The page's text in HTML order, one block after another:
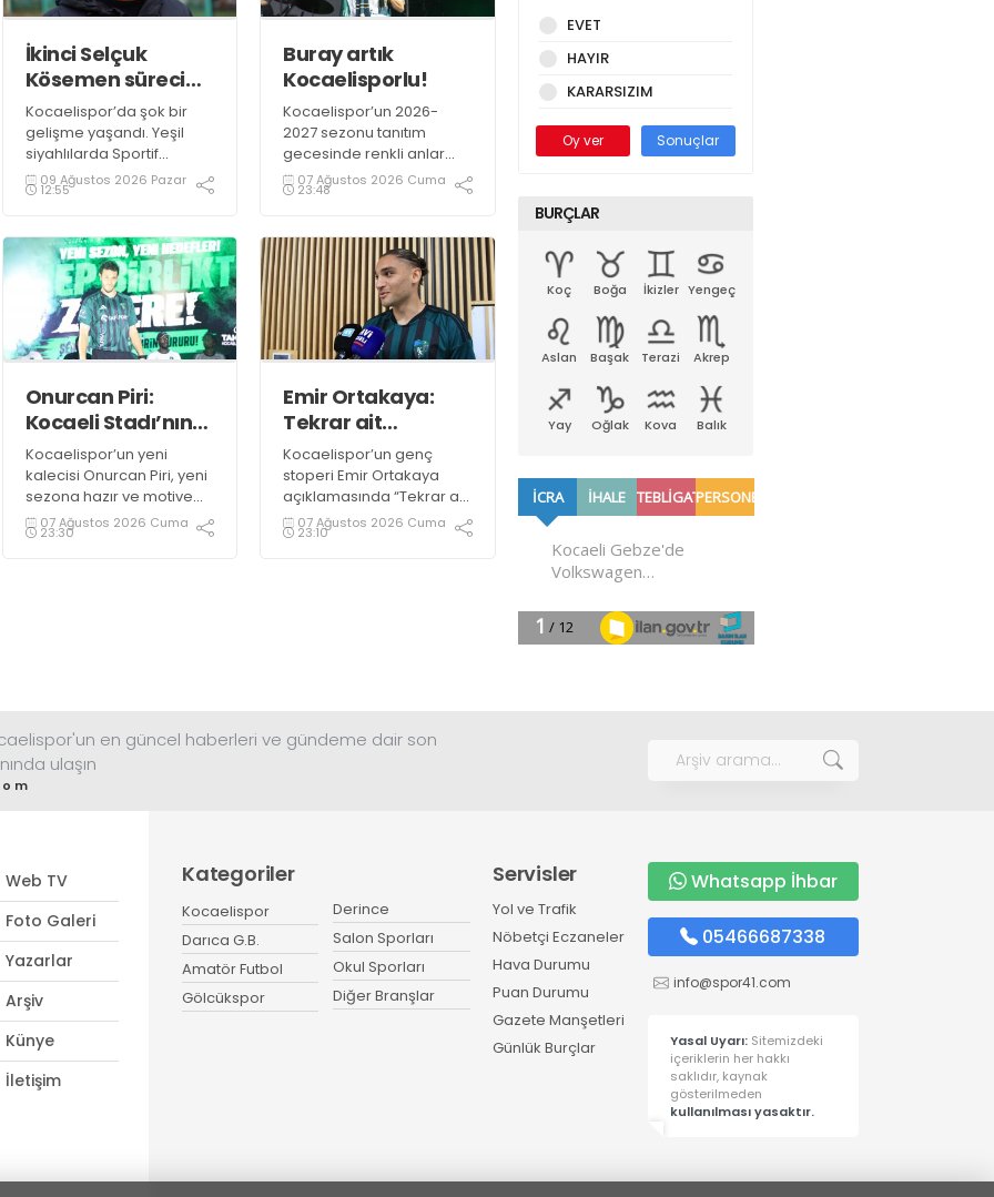
İkinci Selçuk
Kösemen süreci
de sona erdi!
Kocaelispor’da şok bir
gelişme yaşandı. Yeşil
siyahlılarda Sportif
Direktör Yardımcılığı
görevini yürüten Selçuk
edildiği öğrenildi.
09 Ağustos 2026 Pazar
12:55
Buray artık
Kocaelisporlu!
Kocaelispor’un 2026-
2027 sezonu tanıtım
gecesinde renkli anlar
yaşandı. Kocaelispor
Başkanı Recep Durul,
Kocaelispor formasını
giydirdi.
07 Ağustos 2026 Cuma
23:48
Onurcan Piri:
Kocaeli Stadı’nın
atmosferini
biliyorum
Kocaelispor’un yeni
kalecisi Onurcan Piri, yeni
sezona hazır ve motive
olduklarını ifade etti.
07 Ağustos 2026 Cuma
23:30
Emir Ortakaya:
Tekrar ait
olduğum
yerdeyim
Kocaelispor’un genç
stoperi Emir Ortakaya
açıklamasında “Tekrar ait
olduğum yerdeyim” diye
konuştu.
07 Ağustos 2026 Cuma
23:10
EVET
HAYIR
KARARSIZIM
Oy ver Sonuçlar
BURÇLAR
Koç Boğa İkizler Yengeç
Aslan Başak Terazi Akrep
Yay Oğlak Kova Balık
en güncel haberleri ve gündeme dair son
ulaşın
Web TV
Foto Galeri
Yazarlar
Arşiv
Künye
İletişim
Kategoriler
Kocaelispor
Darıca G.B.
Amatör Futbol
Gölcükspor
Derince
Salon Sporları
Okul Sporları
Diğer Branşlar
Servisler
Yol ve Trafik
Nöbetçi Eczaneler
Hava Durumu
Puan Durumu
Gazete Manşetleri
Günlük Burçlar
Whatsapp İhbar
05466687338
info@spor41.com
Yasal Uyarı: Sitemizdeki
içeriklerin her hakkı
saklıdır, kaynak
gösterilmeden
kullanılması yasaktır.